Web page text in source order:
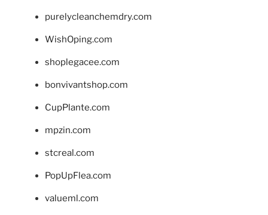
purelycleanchemdry.com
WishOping.com
shoplegacee.com
bonvivantshop.com
CupPlante.com
mpzin.com
stcreal.com
PopUpFlea.com
valueml.com